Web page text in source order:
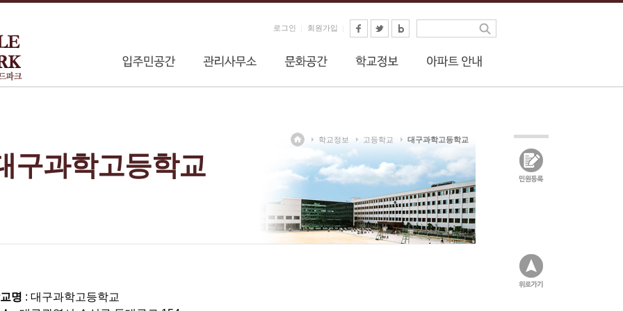
로그인 회원가입
학교정보 고등학교 대구과학고등학교
구과학고등학교
명 : 대구과학고등학교